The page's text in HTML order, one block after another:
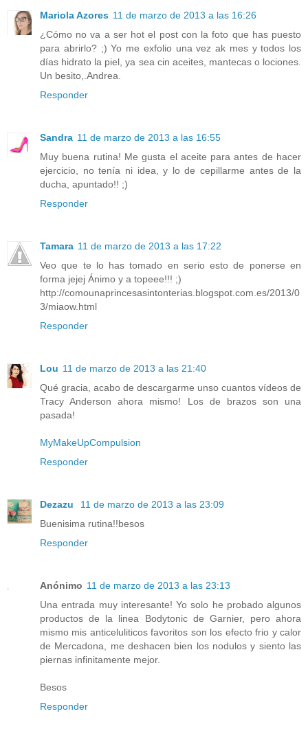
Mariola Azores 11 de marzo de 2013 a las 16:26
¿Cómo no va a ser hot el post con la foto que has puesto
para abrirlo? ;) Yo me exfolio una vez ak mes y todos los
días hidrato la piel, ya sea cin aceites, mantecas o lociones.
Un besito,.Andrea.
Responder
Sandra 11 de marzo de 2013 a las 16:55
Muy buena rutina! Me gusta el aceite para antes de hacer
ejercicio, no tenía ni idea, y lo de cepillarme antes de la
ducha, apuntado!! ;)
Responder
Tamara 11 de marzo de 2013 a las 17:22
Veo que te lo has tomado en serio esto de ponerse en
forma jejej Ánimo y a topeee!!! ;)
http://comounaprincesasintonterias.blogspot.com.es/2013/0
3/miaow.html
Responder
Lou 11 de marzo de 2013 a las 21:40
Qué gracia, acabo de descargarme unso cuantos vídeos de
Tracy Anderson ahora mismo! Los de brazos son una
pasada!
MyMakeUpCompulsion
Responder
Dezazu
11 de marzo de 2013 a las 23:09
Buenisima rutina!!besos
Responder
Anónimo 11 de marzo de 2013 a las 23:13
Una entrada muy interesante! Yo solo he probado algunos
productos de la linea Bodytonic de Garnier, pero ahora
mismo mis anticeluliticos favoritos son los efecto frio y calor
de Mercadona, me deshacen bien los nodulos y siento las
piernas infinitamente mejor.
Besos
Responder